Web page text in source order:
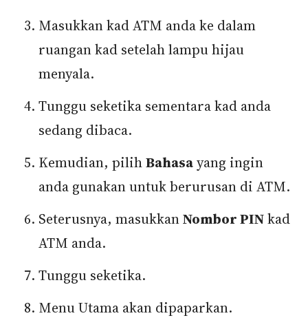
Masukkan kad ATM anda ke dalam
ruangan kad setelah lampu hijau
menyala.
Tunggu seketika sementara kad anda
sedang dibaca.
Kemudian, pilihBahasayang ingin
anda gunakan untuk berurusan di ATM.
Seterusnya, masukkanNombor PINkad
ATM anda.
Tunggu seketika.
Menu Utama akan dipaparkan.